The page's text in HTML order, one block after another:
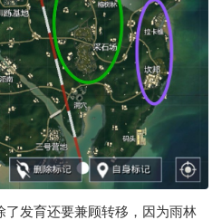
了发育还要兼顾转移，因为雨林